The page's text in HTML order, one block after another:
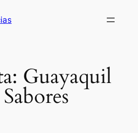
Guayaquil